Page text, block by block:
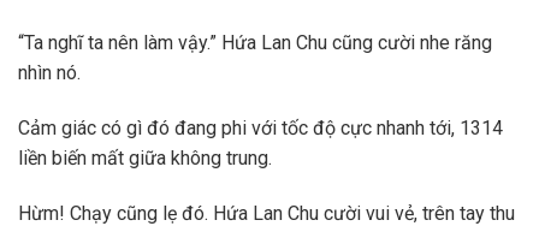
“Ta nghĩ ta nên làm vậy.” Hứa Lan Chu cũng cười nhe răng
nhìn nó.
Cảm giác có gì đó đang phi với tốc độ cực nhanh tới, 1314
liền biến mất giữa không trung.
Hừm! Chạy cũng lẹ đó. Hứa Lan Chu cười vui vẻ, trên tay thu